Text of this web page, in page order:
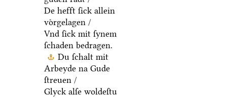
De hefft ſick allein
voͤrgelagen /
Vnd ſick mit ſynem
ſchaden bedragen.
Du ſchalt mit
Arbeyde na Gude
ſtreuen /
Glyck alſe woldeſtu